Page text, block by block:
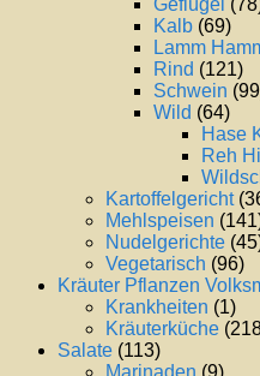
Geflügel
Kalb (69)
Lamm
Rind (121)
Schwein
Wild (64)
Hase
Reh
Kartoffelgericht
Mehlspeisen
Nudelgerichte
Vegetarisch (96)
Kräuter Pflanzen
Krankheiten (1)
Kräuterküche
Salate (113)